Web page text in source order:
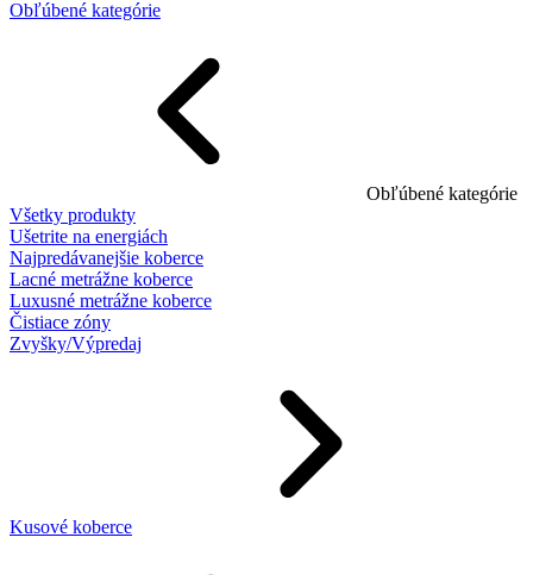
Obľúbené kategórie
Obľúbené kategórie
Všetky produkty
Ušetrite na energiách
Najpredávanejšie koberce
Lacné metrážne koberce
Luxusné metrážne koberce
Čistiace zóny
Zvyšky/Výpredaj
Kusové koberce